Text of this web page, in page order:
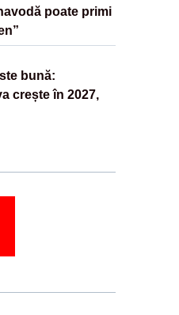
poate primi
bună:
crește în 2027,